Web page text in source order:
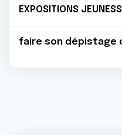
EXPOSITIONS
faire son dépistage